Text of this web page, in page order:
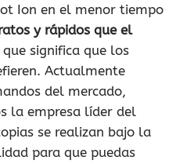
Ion en el menor tiempo
y rápidos que el
significa que los
Actualmente
del mercado,
la empresa líder del
se realizan bajo la
para que puedas